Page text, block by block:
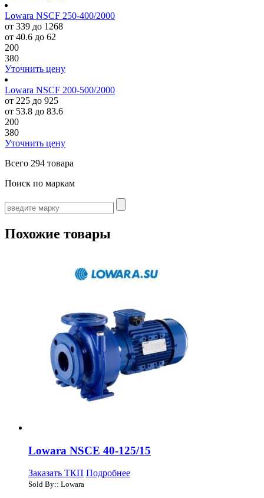
Lowara NSCF 250-400/2000
от 339 до 1268
от 40.6 до 62
200
380
Уточнить цену
Lowara NSCF 200-500/2000
от 225 до 925
от 53.8 до 83.6
200
380
Уточнить цену
Всего 294 товара
Поиск по маркам
Похожие товары
Lowara NSCE 40-125/15
Заказать ТКП Подробнее
Sold By:: Lowara